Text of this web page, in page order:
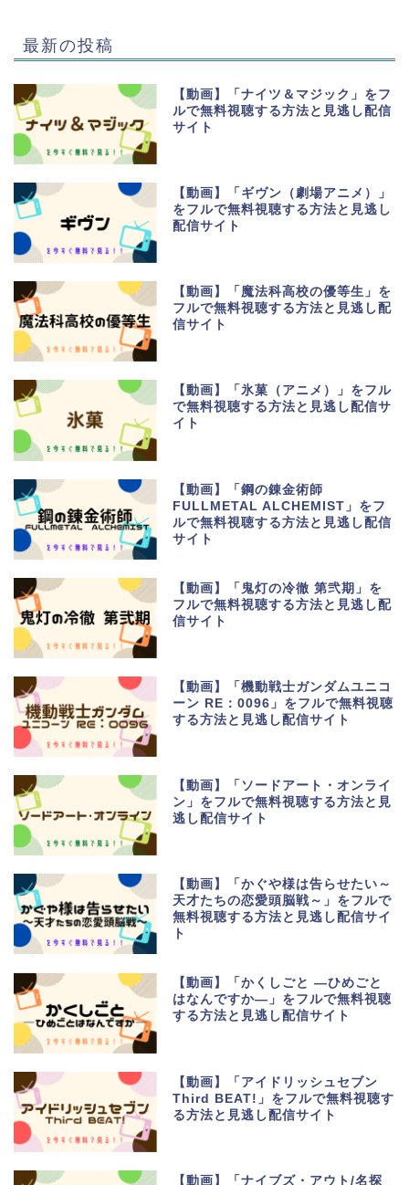
最新の投稿
【動画】「ナイツ＆マジック」をフ
ルで無料視聴する方法と見逃し配信
サイト
【動画】「ギヴン（劇場アニメ）」
をフルで無料視聴する方法と見逃し
配信サイト
【動画】「魔法科高校の優等生」を
フルで無料視聴する方法と見逃し配
信サイト
【動画】「氷菓（アニメ）」をフル
で無料視聴する方法と見逃し配信サ
イト
【動画】「鋼の錬金術師
FULLMETAL ALCHEMIST」をフ
ルで無料視聴する方法と見逃し配信
サイト
【動画】「鬼灯の冷徹 第弐期」を
フルで無料視聴する方法と見逃し配
信サイト
【動画】「機動戦士ガンダムユニコ
ーン RE：0096」をフルで無料視聴
する方法と見逃し配信サイト
【動画】「ソードアート・オンライ
ン」をフルで無料視聴する方法と見
逃し配信サイト
【動画】「かぐや様は告らせたい～
天才たちの恋愛頭脳戦～」をフルで
無料視聴する方法と見逃し配信サイ
ト
【動画】「かくしごと ―ひめごと
はなんですか―」をフルで無料視聴
する方法と見逃し配信サイト
【動画】「アイドリッシュセブン
Third BEAT!」をフルで無料視聴す
る方法と見逃し配信サイト
【動画】「ナイブズ・アウト/名探